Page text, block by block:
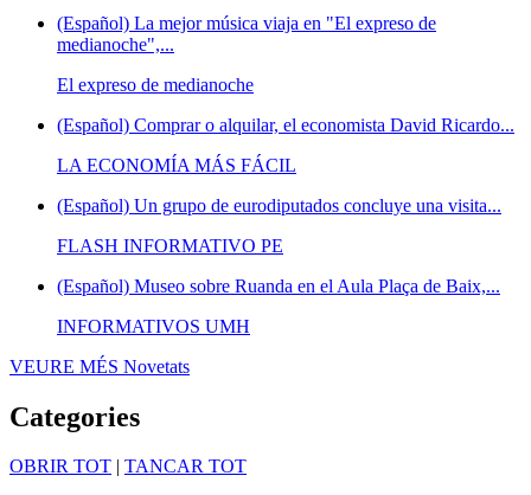
(Español) La mejor música viaja en "El expreso de
medianoche",...
El expreso de medianoche
(Español) Comprar o alquilar, el economista David Ricardo...
LA ECONOMÍA MÁS FÁCIL
(Español) Un grupo de eurodiputados concluye una visita...
FLASH INFORMATIVO PE
(Español) Museo sobre Ruanda en el Aula Plaça de Baix,...
INFORMATIVOS UMH
VEURE MÉS Novetats
Categories
OBRIR TOT | TANCAR TOT